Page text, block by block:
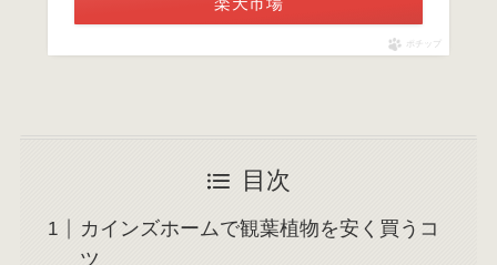
ポチップ
目次
カインズホームで観葉植物を安く買うコ
ツ